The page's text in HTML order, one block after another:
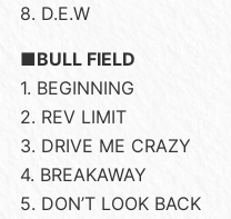
8. D.E.W
■BULL FIELD
1. BEGINNING
2. REV LIMIT
3. DRIVE ME CRAZY
4. BREAKAWAY
5. DON’T LOOK BACK